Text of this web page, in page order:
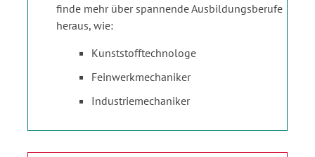
finde mehr über spannende Ausbildungsberufe
heraus, wie:
Kunststofftechnologe
Feinwerkmechaniker
Industriemechaniker